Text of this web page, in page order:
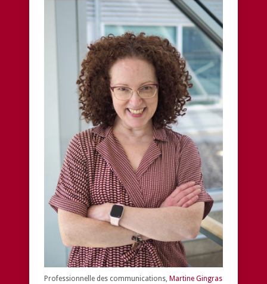
Professionnelle des communications, Martine Gingras